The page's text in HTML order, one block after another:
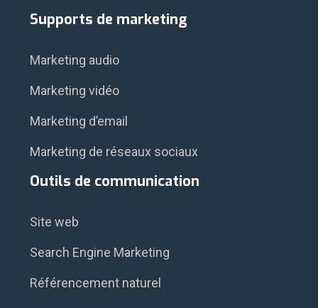
Supports de marketing
Marketing audio
Marketing vidéo
Marketing d’email
Marketing de réseaux sociaux
Outils de communication
Site web
Search Engine Marketing
Référencement naturel